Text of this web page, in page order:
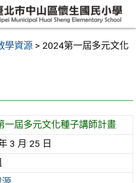
學資源 > 2024第一屆多元文化
一屆多元文化種子講師計畫
3 月 25 日